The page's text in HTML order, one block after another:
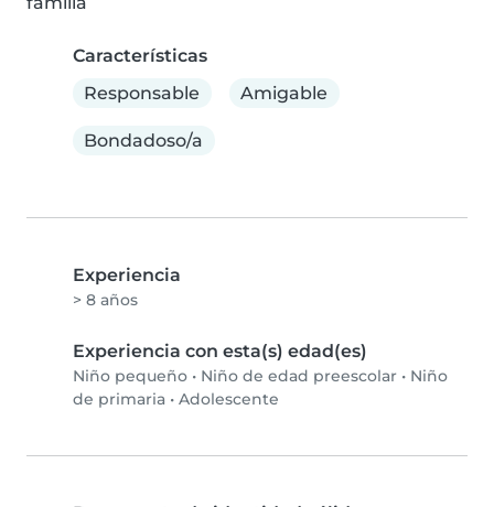
Características
Responsable
Amigable
Bondadoso/a
Experiencia
> 8 años
Experiencia con esta(s) edad(es)
Niño pequeño • Niño de edad preescolar • Niño
de primaria • Adolescente